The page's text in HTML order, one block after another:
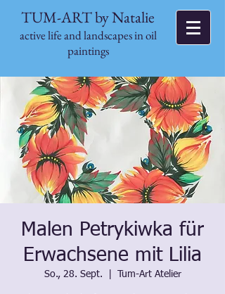
TUM-ART by Natalie
active life and landscapes in oil
paintings
Malen Petrykiwka für
Erwachsene mit Lilia
So., 28. Sept. Tum-Art Atelier